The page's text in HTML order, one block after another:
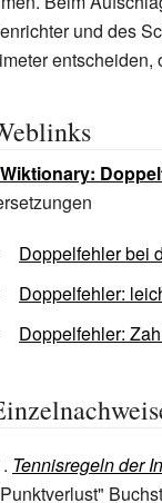
und des
Wiktionary:
Doppelfehler bei
Doppelfehler:
Doppelfehler:
Tennisregeln der